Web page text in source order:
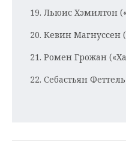
19. Льюис Хэмилтон
20. Кевин Магнуссен
21. Ромен Грожан
22. Себастьян